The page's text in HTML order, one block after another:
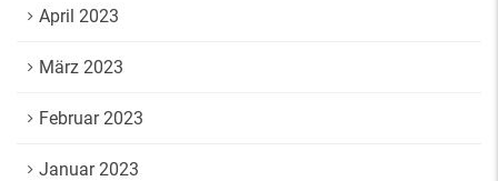
April 2023
März 2023
Februar 2023
Januar 2023